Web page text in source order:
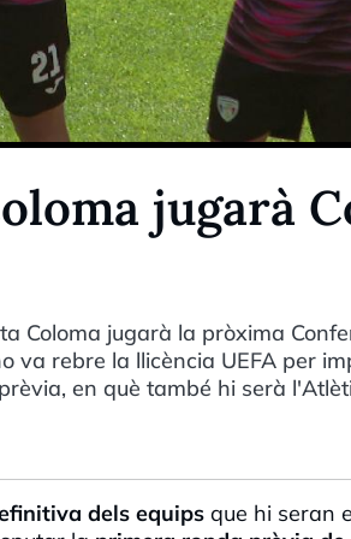
jugarà
Coloma jugarà la pròxima
va rebre la llicència UEFA per
en què també hi serà
dels equips que hi seran